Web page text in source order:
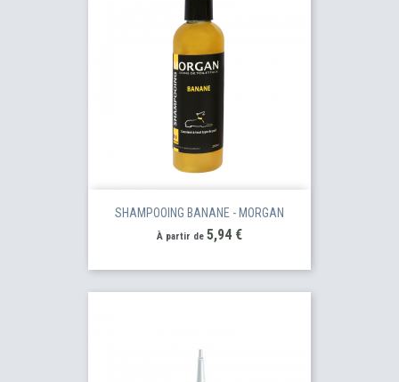
SHAMPOOING BANANE - MORGAN
À partir de Prix
5,94 €